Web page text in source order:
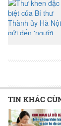
TIN KHÁC